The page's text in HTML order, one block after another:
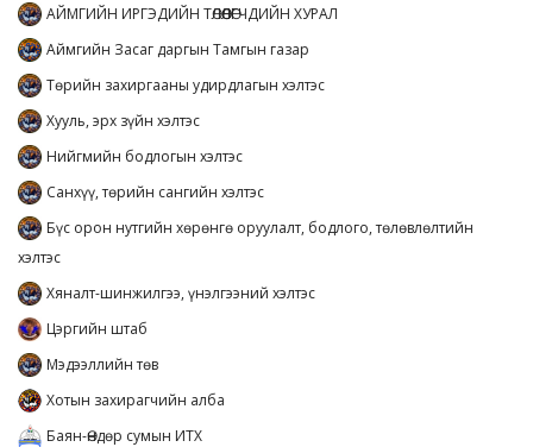
АЙМГИЙН ИРГЭДИЙН ТӨЛӨӨЛӨГЧДИЙН ХУРАЛ
Аймгийн Засаг даргын Тамгын газар
Төрийн захиргааны удирдлагын хэлтэс
Хууль, эрх зүйн хэлтэс
Нийгмийн бодлогын хэлтэс
Санхүү, төрийн сангийн хэлтэс
Бүс орон нутгийн хөрөнгө оруулалт, бодлого, төлөвлөлтийн
хэлтэс
Хяналт-шинжилгээ, үнэлгээний хэлтэс
Цэргийн штаб
Мэдээллийн төв
Хотын захирагчийн алба
Баян-Өндөр сумын ИТХ